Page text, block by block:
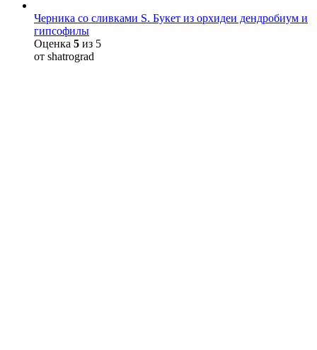
Черника со сливками S. Букет из орхидеи дендробиум и
гипсофилы
Оценка 5 из 5
от shatrograd